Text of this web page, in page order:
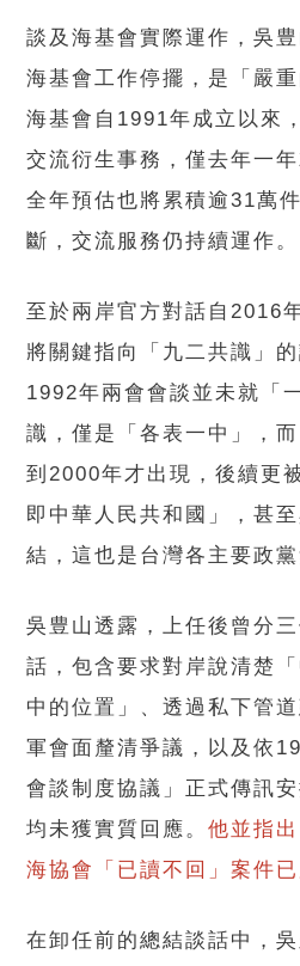
談及海基會實際運作，吳
海基會工作停擺，是「嚴
海基會自1991年成立以來
交流衍生事務，僅去年一
全年預估也將累積逾31萬
斷，交流服務仍持續運作。
至於兩岸官方對話自2016
將關鍵指向「九二共識」
1992年兩會會談並未就「
識，僅是「各表一中」，
到2000年才出現，後續更
即中華人民共和國」，甚
結，這也是台灣各主要政
吳豊山透露，上任後曾分
話，包含要求對岸說清楚
中的位置」、透過私下管
軍會面釐清爭議，以及依
會談制度協議」正式傳訊
均未獲實質回應。他並指
海協會「已讀不回」案件
在卸任前的總結談話中，